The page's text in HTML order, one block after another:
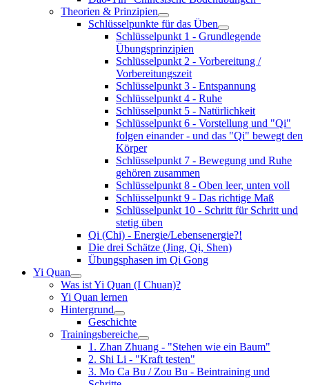
Theorien & Prinzipien
Schlüsselpunkte für das Üben
Schlüsselpunkt 1 - Grundlegende
Übungsprinzipien
Schlüsselpunkt 2 - Vorbereitung /
Vorbereitungszeit
Schlüsselpunkt 3 - Entspannung
Schlüsselpunkt 4 - Ruhe
Schlüsselpunkt 5 - Natürlichkeit
Schlüsselpunkt 6 - Vorstellung und "Qi"
folgen einander - und das "Qi" bewegt den
Körper
Schlüsselpunkt 7 - Bewegung und Ruhe
gehören zusammen
Schlüsselpunkt 8 - Oben leer, unten voll
Schlüsselpunkt 9 - Das richtige Maß
Schlüsselpunkt 10 - Schritt für Schritt und
stetig üben
Qi (Chi) - Energie/Lebensenergie?!
Die drei Schätze (Jing, Qi, Shen)
Übungsphasen im Qi Gong
Yi Quan
Was ist Yi Quan (I Chuan)?
Yi Quan lernen
Hintergrund
Geschichte
Trainingsbereiche
1. Zhan Zhuang - "Stehen wie ein Baum"
2. Shi Li - "Kraft testen"
3. Mo Ca Bu / Zou Bu - Beintraining und